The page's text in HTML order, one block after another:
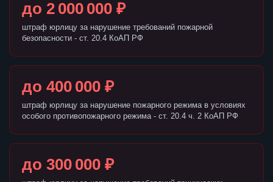
до 2 000 000 ₽
штраф юрлицу за нарушение требований пожарной
безопасности - ст. 20.4 КоАП РФ
до 400 000 ₽
штраф юрлицу за нарушение пожарного режима в условиях
особого противопожарного режима - ст. 20.4 ч. 2 КоАП РФ
до 300 000 ₽